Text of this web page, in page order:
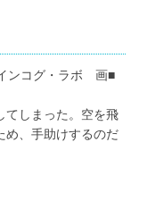
ンコグ・ラボ 画■
てしまった。空を飛
め、手助けするのだ